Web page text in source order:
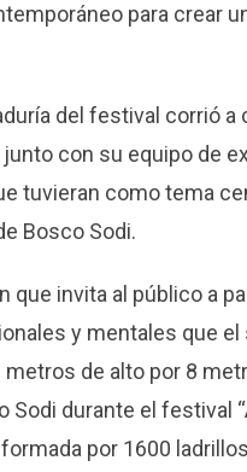
para crear
del festival corrió a
junto con su equipo de
tuvieran como tema
Bosco Sodi.
que invita al público a
y mentales que
metros de alto por 8
durante el festival
por 1600